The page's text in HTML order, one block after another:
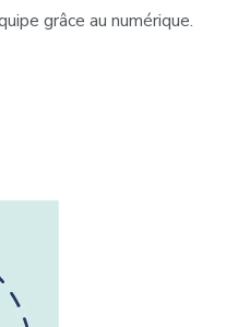
grâce au numérique.